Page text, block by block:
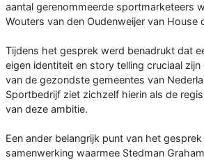
aantal gerenommeerde sportmarketeers
Wouters van den Oudenweijer van House
Tijdens het gesprek werd benadrukt dat
eigen identiteit en story telling cruciaal
van de gezondste gemeentes van
Sportbedrijf ziet zichzelf hierin als de
van deze ambitie.
Een ander belangrijk punt van het
samenwerking waarmee Stedman